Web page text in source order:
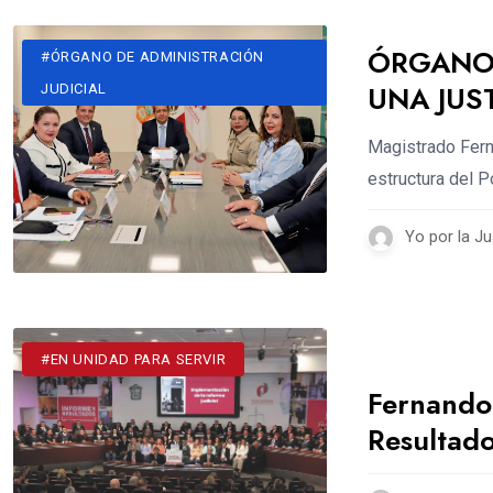
#DESTACADOS
#ÓRGANO DE ADMINISTRACIÓN
JUDICIAL
UNA
Magistrado
estructura del
Yo por la
#DESTACADOS
#EN UNIDAD PARA SERVIR